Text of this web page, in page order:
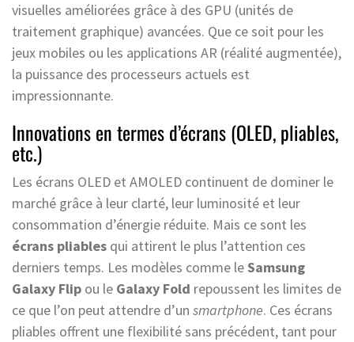
visuelles améliorées grâce à des GPU (unités de
traitement graphique) avancées. Que ce soit pour les
jeux mobiles ou les applications AR (réalité augmentée),
la puissance des processeurs actuels est
impressionnante.
Innovations en termes d’écrans (OLED, pliables,
etc.)
Les écrans OLED et AMOLED continuent de dominer le
marché grâce à leur clarté, leur luminosité et leur
consommation d’énergie réduite. Mais ce sont les
écrans pliables qui attirent le plus l’attention ces
derniers temps. Les modèles comme leSamsung
Galaxy Flip ou le Galaxy Fold repoussent les limites de
ce que l’on peut attendre d’un smartphone. Ces écrans
pliables offrent une flexibilité sans précédent, tant pour